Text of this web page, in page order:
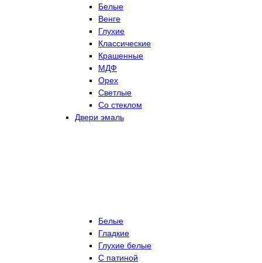
Белые
Венге
Глухие
Классические
Крашенные
МДФ
Орех
Светлые
Со стеклом
Двери эмаль
Белые
Гладкие
Глухие белые
С патиной